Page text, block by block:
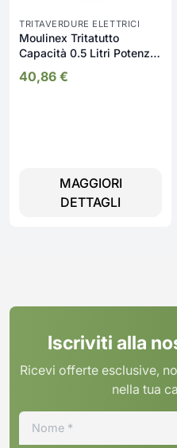
TRITAVERDURE ELETTRICI
Moulinex Tritatutto
Capacità 0.5 Litri Potenza
Pressione colore Bianco -
40,86 €
MAGGIORI
DETTAGLI
Iscriviti alla
Ricevi offerte esclusive,
nella tua